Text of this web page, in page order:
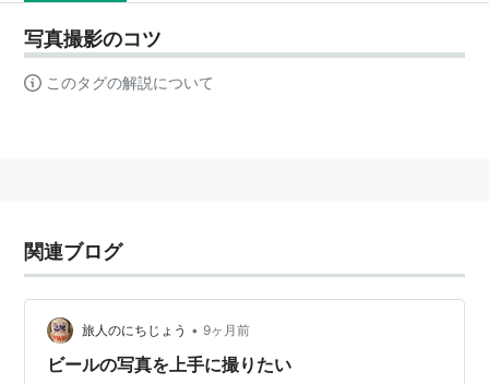
写真撮影のコツ
このタグの解説について
関連ブログ
旅人のにちじょう • 9ヶ月前
ビールの写真を上手に撮りたい